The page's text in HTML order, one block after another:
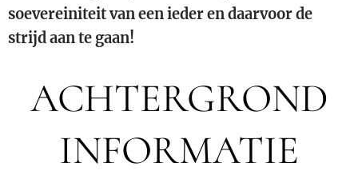
soevereiniteit van een ieder en daarvoor de
strijd aan te gaan!
ACHTERGROND
INFORMATIE